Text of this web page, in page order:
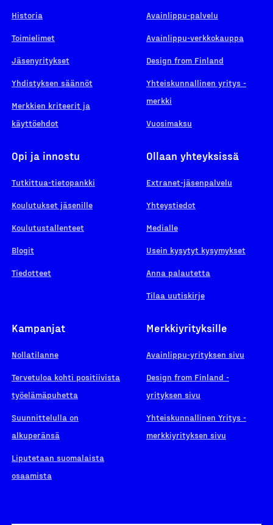
Historia
Toimielimet
Jäsenyritykset
Yhdistyksen säännöt
Merkkien kriteerit ja
käyttöehdot
Avainlippu-palvelu
Avainlippu-verkkokauppa
Design from Finland
Yhteiskunnallinen yritys -
merkki
Vuosimaksu
Opi ja innostu
Tutkittua-tietopankki
Koulutukset jäsenille
Koulutustallenteet
Blogit
Tiedotteet
Ollaan yhteyksissä
Extranet-jäsenpalvelu
Yhteystiedot
Medialle
Usein kysytyt kysymykset
Anna palautetta
Tilaa uutiskirje
Kampanjat
Nollatilanne
Tervetuloa kohti positiivista
työelämäpuhetta
Suunnittelulla on
alkuperänsä
Liputetaan suomalaista
osaamista
Merkkiyrityksille
Avainlippu-yrityksen sivu
Design from Finland -
yrityksen sivu
Yhteiskunnallinen Yritys -
merkkiyrityksen sivu